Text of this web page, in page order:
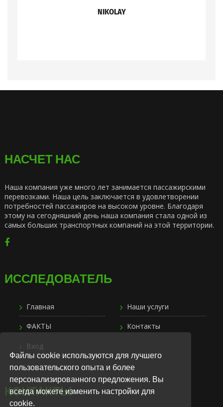
Файлы cookie используются для лучшего
пользовательского опыта и более
персонализированного предложения. Вы
всегда можете изменить настройки для
cookie.
NIKOLAY
НАСЧЕТ НАС
Наша компания уже много лет занимается пассажирскими
перевозками. Наша цель заключается в удовлетворении
потребностей пассажиров на высоком уровне. Благодаря
этому на сегодняшний день наша компания стала одной из
самых больших транспортных компаний на этой территории.
ИССЛЕДОВАТЕЛЬ
Главная Наши услуги
ФАКТЫ Контакты
Вход
КОНТАКТЫ